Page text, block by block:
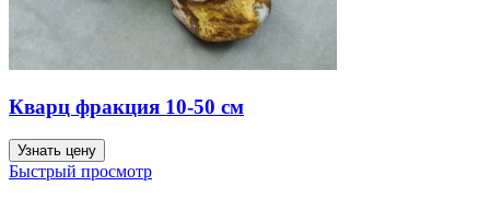
Кварц фракция 10-50 см
Узнать цену
Быстрый просмотр